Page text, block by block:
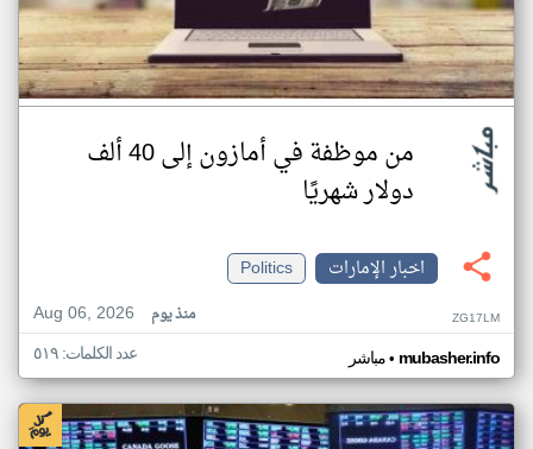
من موظفة في أمازون إلى 40 ألف
دولار شهريًا
اخبار الإمارات
Politics
Aug 06, 2026
منذ يوم ZG17LM
مباشر• mubasher.info عدد الكلمات: ٥١٩